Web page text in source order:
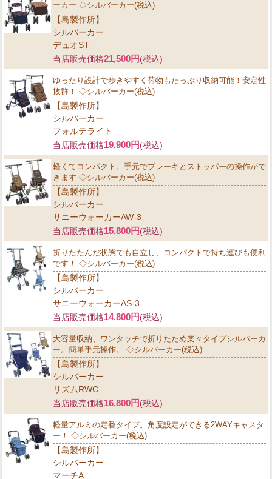
ーカー ◇シルバーカー(税込)
【島製作所】
シルバーカー
デュオST
当店販売価格21,500円(税込)
ゆったり設計で歩きやすく荷物もたっぷり収納可能！安定性
抜群！ ◇シルバーカー(税込)
【島製作所】
シルバーカー
フォルテライト
当店販売価格19,900円(税込)
軽くてコンパクト。手元でブレーキとストッパーの操作がで
きます ◇シルバーカー(税込)
【島製作所】
シルバーカー
サニーウォーカーAW-3
当店販売価格15,800円(税込)
折りたたんだ状態でも自立し、コンパクトで持ち運びも便利
です！ ◇シルバーカー(税込)
【島製作所】
シルバーカー
サニーウォーカーAS-3
当店販売価格14,800円(税込)
大容量収納、ワンタッチで折りたため楽々タイプシルバーカ
ー。簡単手元操作。 ◇シルバーカー(税込)
【島製作所】
シルバーカー
リズムRWC
当店販売価格16,800円(税込)
軽量アルミの定番タイプ。角度設定ができる2WAYキャスタ
ー！ ◇シルバーカー(税込)
【島製作所】
シルバーカー
マーチA